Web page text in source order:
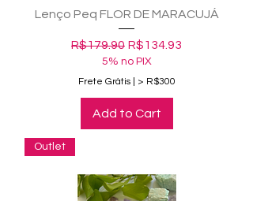
Lenço Peq FLOR DE MARACUJÁ
Regular Price
R$179.90 Sale Price
R$134.93
5% no PIX
Frete Grátis | > R$300
Add to Cart
Outlet